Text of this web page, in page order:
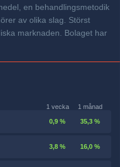
en behandlings­­metodik
av olika slag. Störst
marknaden. Bolaget har
1 vecka 1 månad
0,9 % 35,3 %
3,8 % 16,0 %